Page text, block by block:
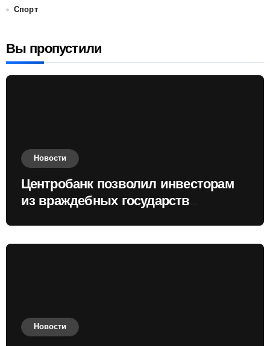
Спорт
Вы пропустили
Новости
Центробанк позволил инвесторам
из враждебных государств
Новости